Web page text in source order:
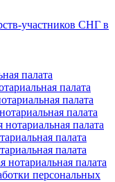
участников СНГ в
палата
палата
палата
палата
нотариальная палата
палата
палата
нотариальная палата
персональных